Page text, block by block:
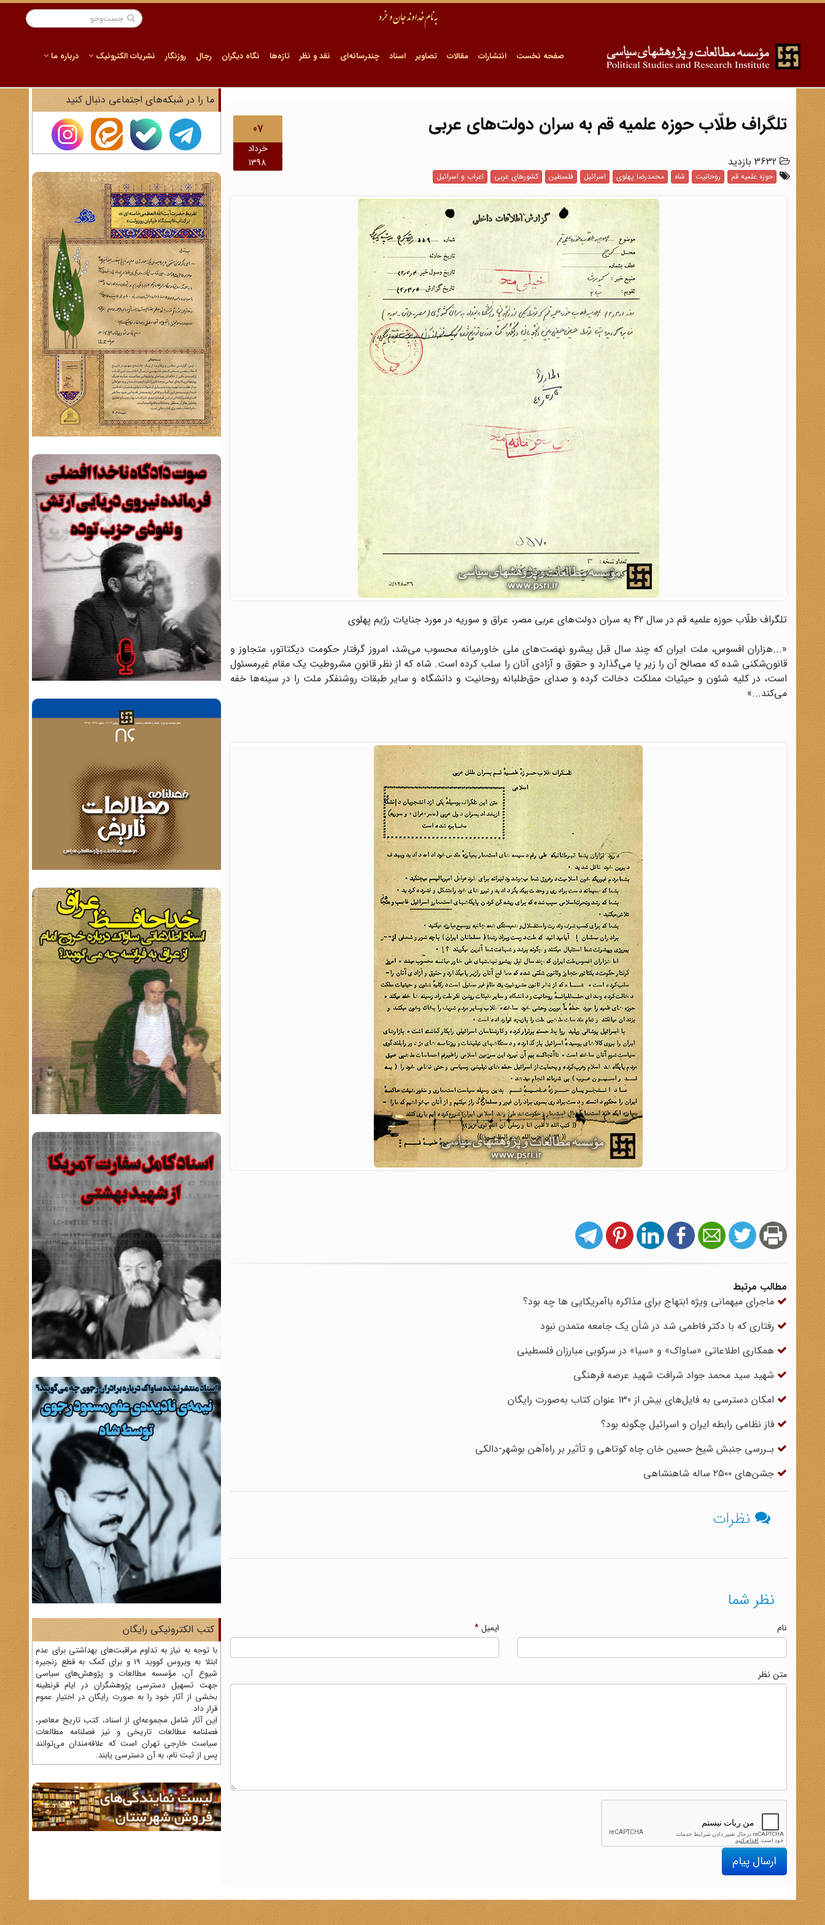
صفحه نخست انتشارات مقالات تصاویر اسناد چندرسانه‌ای نقد و نظر تازه‌ها نگاه دیگران رجال روزنگار نشریات الکترونیک درباره ما
07
خرداد
1398
تلگراف طلّاب حوزه علمیه قم به سران دولت‌های عربی
حوزه علمیه قم روحانیت شاه محمدرضا پهلوی اسرائیل فلسطین کشورهای عربی اعراب و اسرائیل
تلگراف طلّاب حوزه علمیه قم در سال 42 به سران دولت‌های عربی مصر، عراق و سوریه در مورد جنایات رژیم پهلوی
«...هزاران افسوس، ملت ایران که چند سال قبل پیشرو نهضت‌های ملی خاورمیانه محسوب می‌شد، امروز گرفتار حکومت دیکتاتور، متجاوز و
قانون‌شکنی شده که مصالح آن را زیر پا می‌گذارد و حقوق و آزادی آنان را سلب کرده است. شاه که از نظر قانونِ مشروطیت یک مقام غیرمسئول
است، در کلیه شئون و حیثیات مملکت دخالت کرده و صدای حق‌طلبانه روحانیت و دانشگاه و سایر طبقات روشنفکر ملت را در سینه‌ها خفه
می‌کند...»
مطالب مرتبط
ماجرای میهمانی ویژه ابتهاج برای مذاکره باآمریکایی ها چه بود؟
رفتاری که با دکتر فاطمی شد در شأن یک جامعه متمدن نبود
همکاری اطلاعاتی «ساواک» و «سیا» در سرکوبی مبارزان فلسطینی
شهید سید محمد جواد شرافت شهید عرصه فرهنگی
امکان دسترسی به فایل‌های بیش از 130 عنوان کتاب به‌صورت رایگان
فاز نظامی رابطه ایران و اسرائیل چگونه بود؟
بـررسی‌ جنبش شیخ حسین خان چاه کوتاهی‌ و تأثیر بر راه‌آهن بوشهر-دالکی
جشن‌های ۲۵۰۰ ساله شاهنشاهی
نظرات
نظر شما
نام ایمیل*
متن نظر
ارسال پیام
ما را در شبکه‌های اجتماعی دنبال کنید
کتب الکترونیکی رایگان
با توجه به نیاز به تداوم مراقبت‌های بهداشتی برای عدم
ابتلا به ویروس کووید 19 و برای کمک به قطع زنجیره
شیوع آن، مؤسسه مطالعات و پژوهش‌های سیاسی
جهت تسهیل دسترسی پژوهشگران در ایام قرنطینه
بخشی از آثار خود را به صورت رایگان در اختیار عموم
قرار داد.
این آثار شامل مجموعه‌ای از اسناد، کتب تاریخ معاصر،
فصلنامه‌ مطالعات تاریخی و نیز فصلنامه مطالعات
سیاست خارجی تهران است که علاقه‌مندان می‌توانند
پس از ثبت نام، به آن دسترسی یابند.